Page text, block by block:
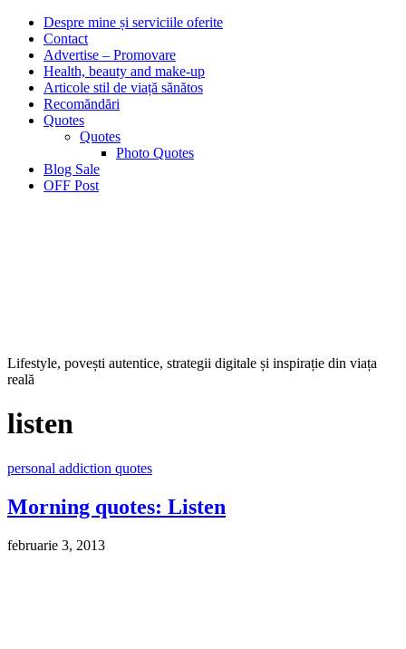
Despre mine și serviciile oferite
Contact
Advertise – Promovare
Health, beauty and make-up
Articole stil de viață sănătos
Recomăndări
Quotes
Quotes
Photo Quotes
Blog Sale
OFF Post
Lifestyle, povești autentice, strategii digitale și inspirație din viața
reală
listen
personal addiction quotes
Morning quotes: Listen
februarie 3, 2013